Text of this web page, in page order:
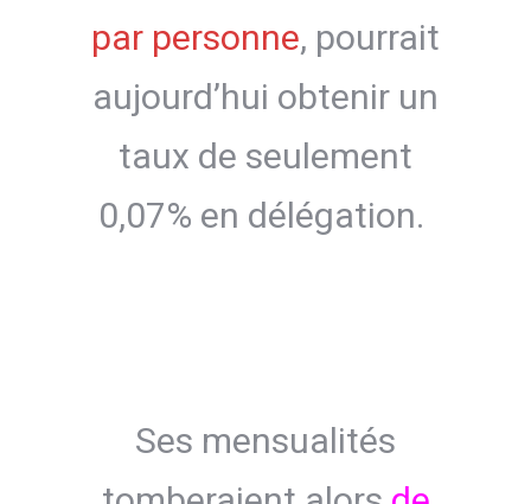
par personne, pourrait
aujourd’hui obtenir un
taux de seulement
0,07% en délégation.
Ses mensualités